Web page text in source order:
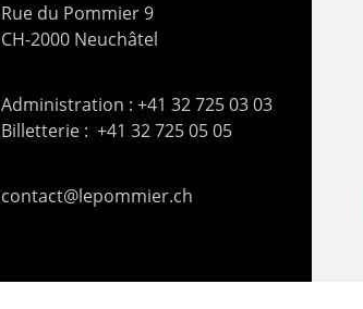
Rue du Pommier 9
CH-2000 Neuchâtel
Administration : +41 32 725 03 03
Billetterie : +41 32 725 05 05
contact@lepommier.ch